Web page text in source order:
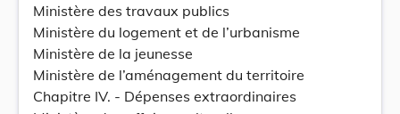
Ministère des travaux publics
Ministère du logement et de l’urbanisme
Ministère de la jeunesse
Ministère de l’aménagement du territoire
Chapitre IV. - Dépenses extraordinaires